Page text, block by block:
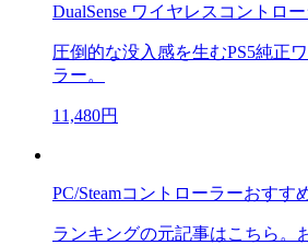
DualSense ワイヤレスコントロ
圧倒的な没入感を生むPS5純正
ラー。
11,480円
PC/Steamコントローラーおすす
ランキングの元記事はこちら。